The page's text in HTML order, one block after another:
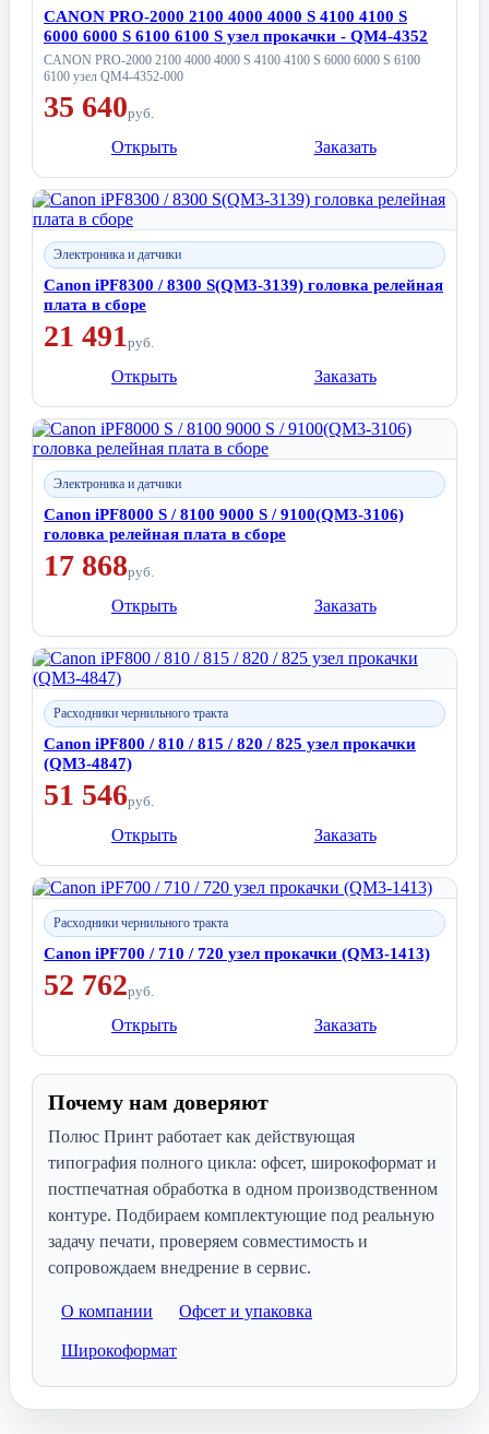
CANON PRO-2000 2100 4000 4000 S 4100 4100 S
6000 6000 S 6100 6100 S узел прокачки - QM4-4352
CANON PRO-2000 2100 4000 4000 S 4100 4100 S 6000 6000 S 6100
6100 узел QM4-4352-000
35 640руб.
Открыть Заказать
Электроника и датчики
Canon iPF8300 / 8300 S(QM3-3139) головка релейная
плата в сборе
21 491руб.
Открыть Заказать
Электроника и датчики
Canon iPF8000 S / 8100 9000 S / 9100(QM3-3106)
головка релейная плата в сборе
17 868руб.
Открыть Заказать
Расходники чернильного тракта
Canon iPF800 / 810 / 815 / 820 / 825 узел прокачки
(QM3-4847)
51 546руб.
Открыть Заказать
Расходники чернильного тракта
Canon iPF700 / 710 / 720 узел прокачки (QM3-1413)
52 762руб.
Открыть Заказать
Почему нам доверяют
Полюс Принт работает как действующая
типография полного цикла: офсет, широкоформат и
постпечатная обработка в одном производственном
контуре. Подбираем комплектующие под реальную
задачу печати, проверяем совместимость и
сопровождаем внедрение в сервис.
О компании Офсет и упаковка
Широкоформат